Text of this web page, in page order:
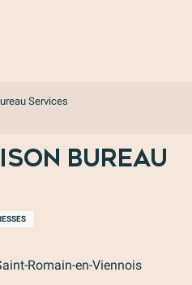
Services
Bureau
Romain-en-Viennois